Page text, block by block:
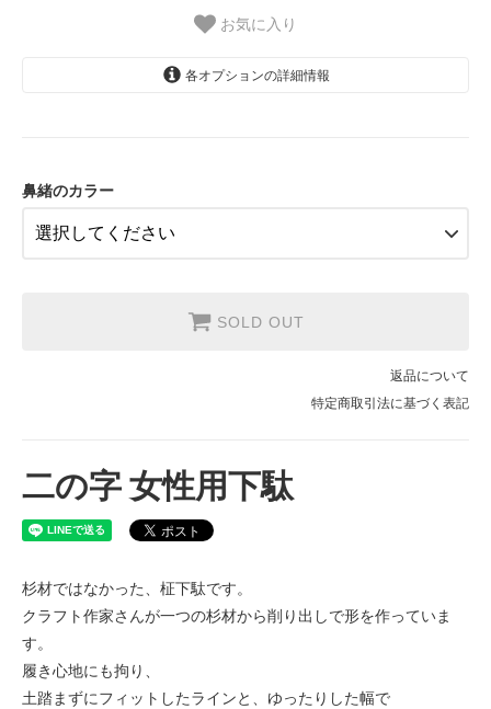
お気に入り
各オプションの詳細情報
鼻緒のカラー
SOLD OUT
返品について
特定商取引法に基づく表記
二の字 女性用下駄
杉材ではなかった、柾下駄です。
クラフト作家さんが一つの杉材から削り出しで形を作っていま
す。
履き心地にも拘り、
土踏まずにフィットしたラインと、ゆったりした幅で